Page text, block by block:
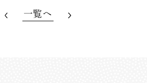
一覧へ